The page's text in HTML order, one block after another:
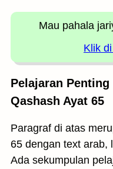
Mau pahala
Klik
Pelajaran
Qashash Ayat 65
Paragraf di atas
65 dengan text arab,
Ada sekumpulan